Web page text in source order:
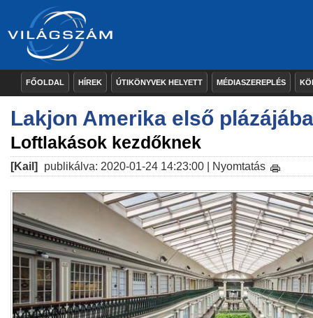
FŐOLDAL HÍREK ÚTIKÖNYVEK HELYETT MÉDIASZEREPLÉS
Lakjon Amerika első
Loftlakások kezdőknek
[Kail] publikálva: 2020-01-24 14:23:00 | Nyomtatás